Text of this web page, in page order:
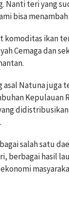
Nanti teri yang
bisa
komoditas ikan
Cemaga dan
Natuna juga
salah satu
berbagai hasil